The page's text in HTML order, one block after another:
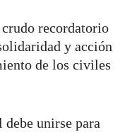
recordatorio
y acción
de los civiles
unirse para